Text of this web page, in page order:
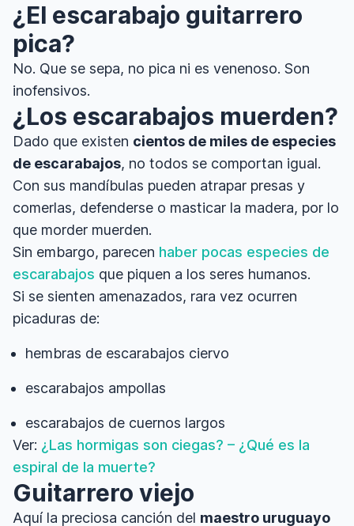
¿El escarabajo guitarrero
pica?
No. Que se sepa, no pica ni es venenoso. Son
inofensivos.
¿Los escarabajos muerden?
Dado que existen cientos de miles de especies
de escarabajos, no todos se comportan igual.
Con sus mandíbulas pueden atrapar presas y
comerlas, defenderse o masticar la madera, por lo
que morder muerden.
Sin embargo, parecen haber pocas especies de
escarabajos que piquen a los seres humanos.
Si se sienten amenazados, rara vez ocurren
picaduras de:
hembras de escarabajos ciervo
escarabajos ampollas
escarabajos de cuernos largos
Ver: ¿Las hormigas son ciegas? – ¿Qué es la
espiral de la muerte?
Guitarrero viejo
Aquí la preciosa canción del maestro uruguayo